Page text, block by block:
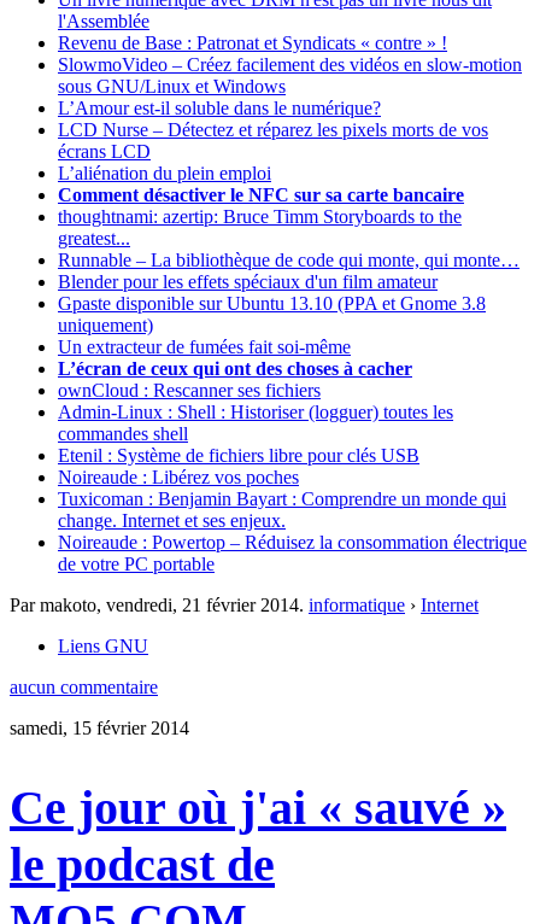
l'Assemblée
Revenu de Base : Patronat et Syndicats « contre » !
SlowmoVideo – Créez facilement des vidéos en slow-motion
sous GNU/Linux et Windows
L’Amour est-il soluble dans le numérique?
LCD Nurse – Détectez et réparez les pixels morts de vos
écrans LCD
L’aliénation du plein emploi
Comment désactiver le NFC sur sa carte bancaire
thoughtnami: azertip: Bruce Timm Storyboards to the
greatest...
Runnable – La bibliothèque de code qui monte, qui monte…
Blender pour les effets spéciaux d'un film amateur
Gpaste disponible sur Ubuntu 13.10 (PPA et Gnome 3.8
uniquement)
Un extracteur de fumées fait soi-même
L’écran de ceux qui ont des choses à cacher
ownCloud : Rescanner ses fichiers
Admin-Linux : Shell : Historiser (logguer) toutes les
commandes shell
Etenil : Système de fichiers libre pour clés USB
Noireaude : Libérez vos poches
Tuxicoman : Benjamin Bayart : Comprendre un monde qui
change. Internet et ses enjeux.
Noireaude : Powertop – Réduisez la consommation électrique
de votre PC portable
Par makoto, vendredi, 21 février 2014. informatique › Internet
Liens GNU
aucun commentaire
samedi, 15 février 2014
Ce jour où j'ai « sauvé »
le podcast de